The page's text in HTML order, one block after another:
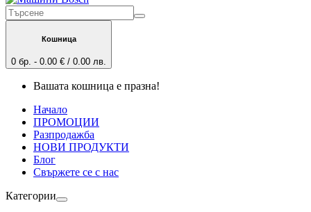
Кошница
0 бр. - 0.00 € / 0.00 лв.
Вашата кошница е празна!
Начало
ПРОМОЦИИ
Разпродажба
НОВИ ПРОДУКТИ
Блог
Свържете се с нас
Категории